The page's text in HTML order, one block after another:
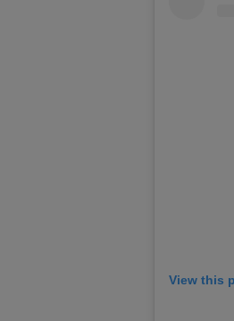
View this